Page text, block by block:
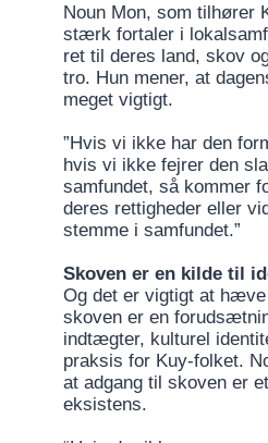
Noun Mon, som tilhører
stærk fortaler i
ret til deres land, skov
tro. Hun mener, at
meget vigtigt.
”Hvis vi ikke har den
hvis vi ikke fejrer den
samfundet, så kommer
deres rettigheder eller
stemme i samfundet.”
Skoven er en kilde til
Og det er vigtigt at
skoven er en
indtægter, kulturel
praksis for Kuy-folket.
at adgang til skoven er
eksistens.